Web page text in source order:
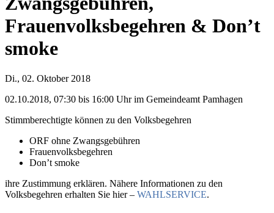
Frauenvolksbegehren & Don’t
smoke
Di., 02. Oktober 2018
02.10.2018, 07:30 bis 16:00 Uhr im Gemeindeamt Pamhagen
Stimmberechtigte können zu den Volksbegehren
ORF ohne Zwangsgebühren
Frauenvolksbegehren
Don’t smoke
ihre Zustimmung erklären. Nähere Informationen zu den
Volksbegehren erhalten Sie hier – WAHLSERVICE.